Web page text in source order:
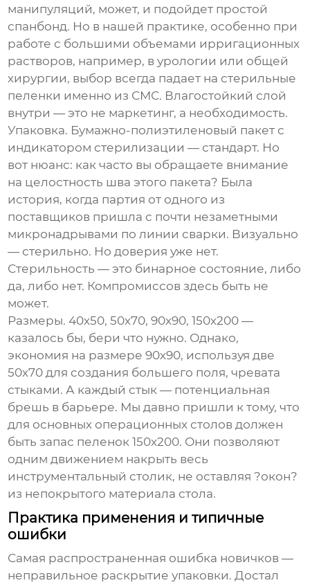
манипуляций, может, и подойдет простой
спанбонд. Но в нашей практике, особенно при
работе с большими объемами ирригационных
растворов, например, в урологии или общей
хирургии, выбор всегда падает на стерильные
пеленки именно из СМС. Влагостойкий слой
внутри — это не маркетинг, а необходимость.
Упаковка. Бумажно-полиэтиленовый пакет с
индикатором стерилизации — стандарт. Но
вот нюанс: как часто вы обращаете внимание
на целостность шва этого пакета? Была
история, когда партия от одного из
поставщиков пришла с почти незаметными
микронадрывами по линии сварки. Визуально
— стерильно. Но доверия уже нет.
Стерильность — это бинарное состояние, либо
да, либо нет. Компромиссов здесь быть не
может.
Размеры. 40х50, 50х70, 90х90, 150х200 —
казалось бы, бери что нужно. Однако,
экономия на размере 90х90, используя две
50х70 для создания большего поля, чревата
стыками. А каждый стык — потенциальная
брешь в барьере. Мы давно пришли к тому, что
для основных операционных столов должен
быть запас пеленок 150х200. Они позволяют
одним движением накрыть весь
инструментальный столик, не оставляя ?окон?
из непокрытого материала стола.
Практика применения и типичные
ошибки
Самая распространенная ошибка новичков —
неправильное раскрытие упаковки. Достал